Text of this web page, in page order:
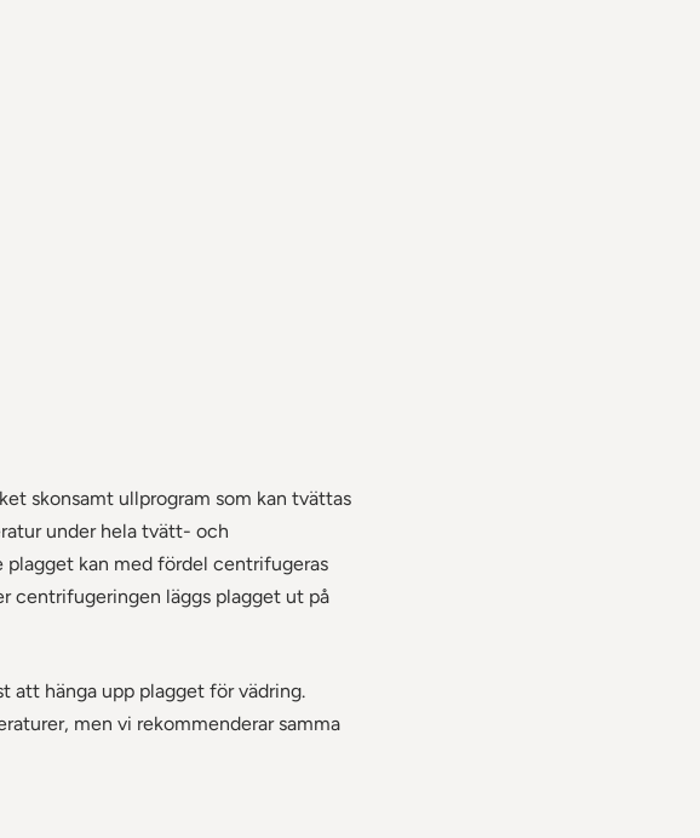
skonsamt ullprogram som kan tvättas
under hela tvätt- och
kan med fördel centrifugeras
centrifugeringen läggs plagget ut på
att hänga upp plagget för vädring.
men vi rekommenderar samma